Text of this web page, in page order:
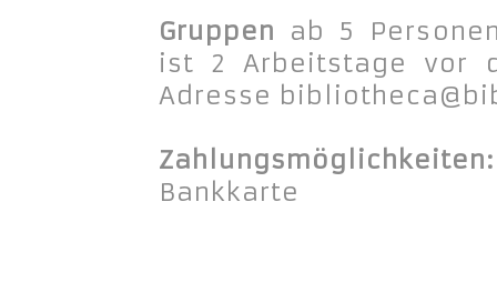
Gruppen ab 5
ist 2 Arbeitstage vor
Adresse
Bankkarte